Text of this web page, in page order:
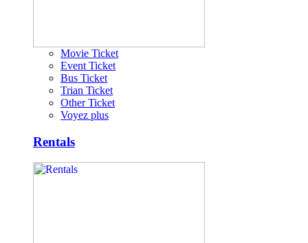
Movie Ticket
Event Ticket
Bus Ticket
Trian Ticket
Other Ticket
Voyez plus
Rentals